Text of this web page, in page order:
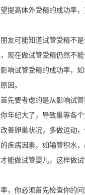
提高体外受精的成功率
友可能知道试管受精不是
现在做试管受精仍然不
响试管受精的成功率，
因。
先要考虑的是从影响试管
年纪大了，导致巢等各
善卵巢状况，多做运动
疾病因素，如输管积水
能做试管婴儿，这样做
，你必须首先检查你的问